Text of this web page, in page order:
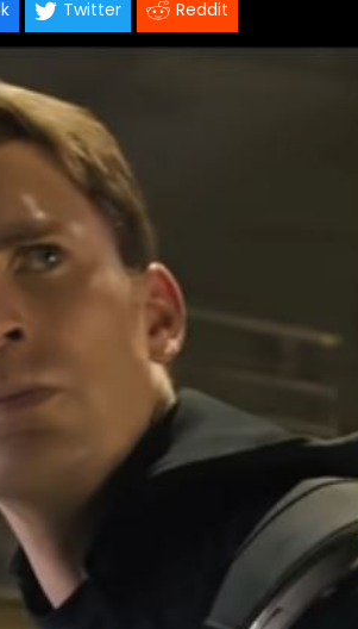
Twitter Reddit